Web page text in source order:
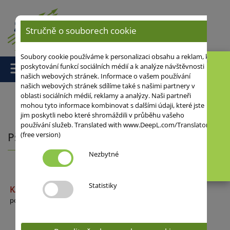
Domů/Pšenice/ Pšenice ozimá
Pšenice ozimá
KAROQUE
potravinářská pšenice
Stručně o souborech cookie
Soubory cookie používáme k personalizaci obsahu a reklam, k
poskytování funkcí sociálních médií a k analýze návštěvnosti
našich webových stránek. Informace o vašem používání
našich webových stránek sdílíme také s našimi partnery v
oblasti sociálních médií, reklamy a analýzy. Naši partneři
mohou tyto informace kombinovat s dalšími údaji, které jste
jim poskytli nebo které shromáždili v průběhu vašeho
používání služeb. Translated with www.DeepL.com/Translator
(free version)
Nezbytné
Statistiky